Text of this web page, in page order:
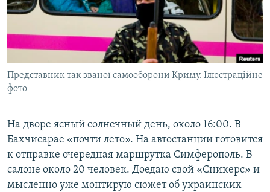
ПОБЕДИТЕЛЕЙ НЕ СУДЯТ?
КРЫМ.НЕПОКОРЕННЫЙ
УКРАИНСКАЯ ПРОБЛЕМА КРЫМА
ПРИСОЕДИНЯЙТЕСЬ!
Все сайты RFE/RL
Представник так званої самооборони Криму. Ілюстраційне
фото
На дворе ясный солнечный день, около 16:00. В
Бахчисарае «почти лето». На автостанции готовится
к отправке очередная маршрутка Симферополь. В
салоне около 20 человек. Доедаю свой «Сникерс» и
мысленно уже монтирую сюжет об украинских